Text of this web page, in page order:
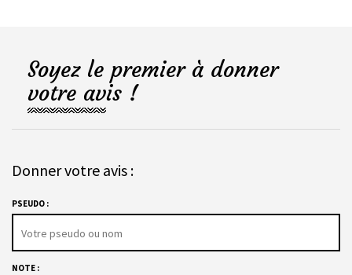
Soyez le premier à donner
votre avis !
Donner votre avis :
PSEUDO :
NOTE :